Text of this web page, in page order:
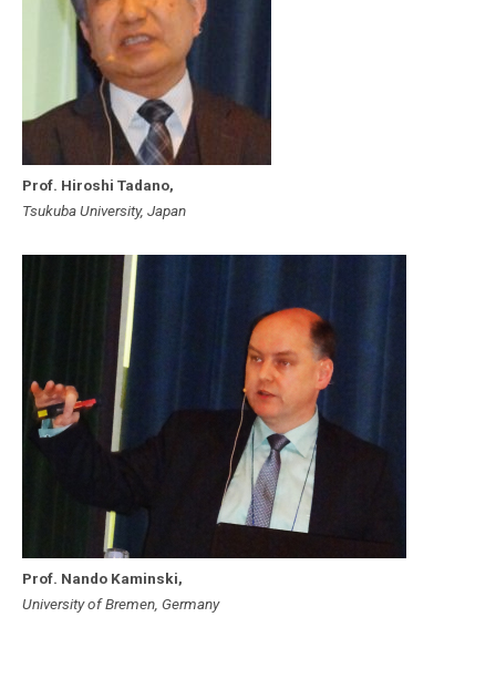
Prof. Hiroshi Tadano,
Tsukuba University, Japan
Prof. Nando Kaminski,
University of Bremen, Germany